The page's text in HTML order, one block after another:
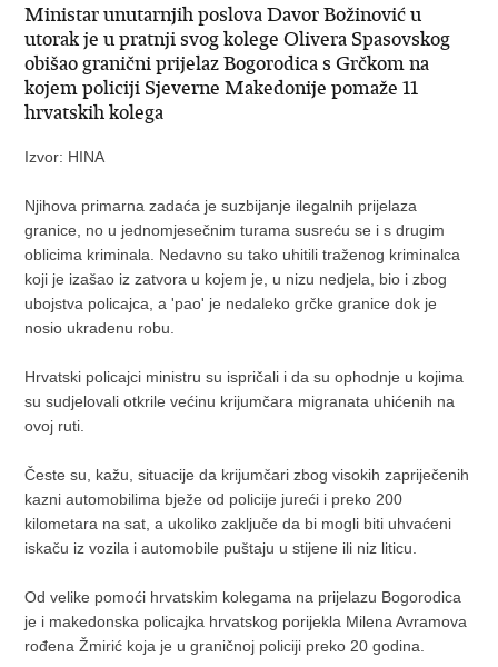
Ministar unutarnjih poslova Davor Božinović u
utorak je u pratnji svog kolege Olivera Spasovskog
obišao granični prijelaz Bogorodica s Grčkom na
kojem policiji Sjeverne Makedonije pomaže 11
hrvatskih kolega
Izvor: HINA
Njihova primarna zadaća je suzbijanje ilegalnih prijelaza
granice, no u jednomjesečnim turama susreću se i s drugim
oblicima kriminala. Nedavno su tako uhitili traženog kriminalca
koji je izašao iz zatvora u kojem je, u nizu nedjela, bio i zbog
ubojstva policajca, a 'pao' je nedaleko grčke granice dok je
nosio ukradenu robu.
Hrvatski policajci ministru su ispričali i da su ophodnje u kojima
su sudjelovali otkrile većinu krijumčara migranata uhićenih na
ovoj ruti.
Česte su, kažu, situacije da krijumčari zbog visokih zapriječenih
kazni automobilima bježe od policije jureći i preko 200
kilometara na sat, a ukoliko zaključe da bi mogli biti uhvaćeni
iskaču iz vozila i automobile puštaju u stijene ili niz liticu.
Od velike pomoći hrvatskim kolegama na prijelazu Bogorodica
je i makedonska policajka hrvatskog porijekla Milena Avramova
rođena Žmirić koja je u graničnoj policiji preko 20 godina.